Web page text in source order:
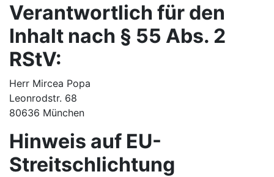
Verantwortlich für den
Inhalt nach § 55 Abs. 2
RStV:
Herr Mircea Popa
Leonrodstr. 68
80636 München
Hinweis auf EU-
Streitschlichtung